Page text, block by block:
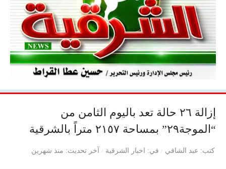
إزالة ٢٦ حالة تعد باليوم الثامن من
“الموجة٢٩” بمساحة ٢١٥٧ متراً بالشرقية
كتب عبد الشافي في اخبار الشرقية آخر تحديث منذ شهرين